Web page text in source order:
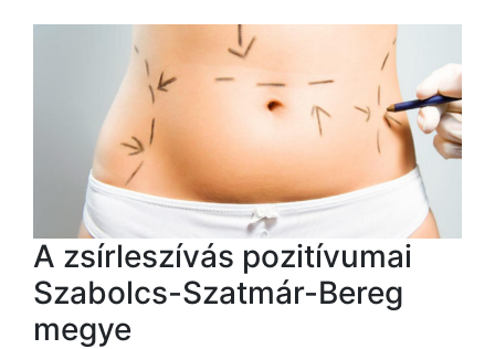
A zsírleszívás pozitívumai
Szabolcs-Szatmár-Bereg
megye